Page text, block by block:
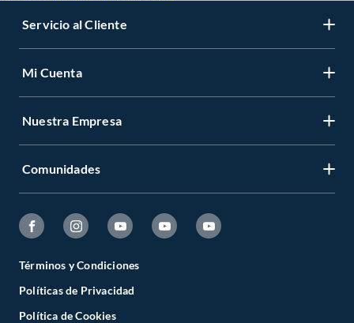
Servicio al Cliente
Mi Cuenta
Nuestra Empresa
Comunidades
Términos y Condiciones
Políticas de Privacidad
Política de Cookies